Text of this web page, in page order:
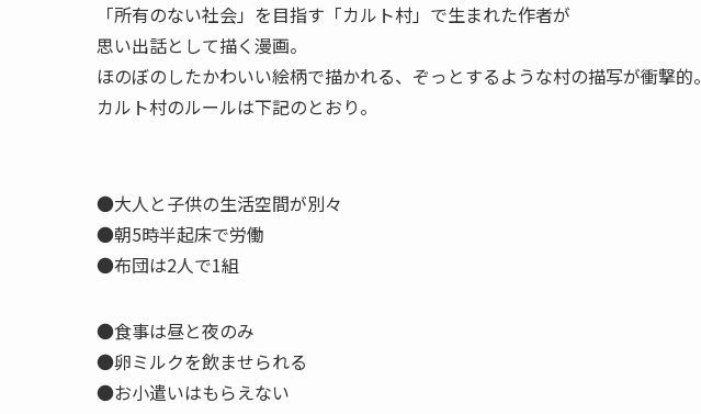
「所有のない社会」を目指す「カルト村」で生まれた作者が
思い出話として描く漫画。
ほのぼのしたかわいい絵柄で描かれる、ぞっとするような村の描写が衝撃的。
カルト村のルールは下記のとおり。
●大人と子供の生活空間が別々
●朝5時半起床で労働
●布団は2人で1組
●食事は昼と夜のみ
●卵ミルクを飲ませられる
●お小遣いはもらえない